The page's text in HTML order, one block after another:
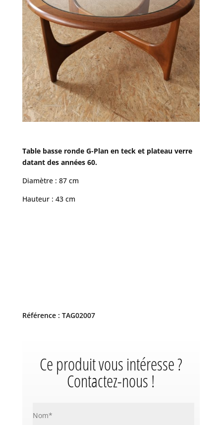
Table basse ronde G-Plan en teck et plateau verre
datant des années 60.
Diamètre : 87 cm
Hauteur : 43 cm
Référence : TAG02007
Ce produit vous intéresse ?
Contactez-nous !